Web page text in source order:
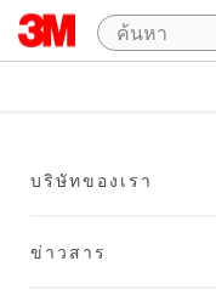
บริษัทของเรา
ข่าวสาร